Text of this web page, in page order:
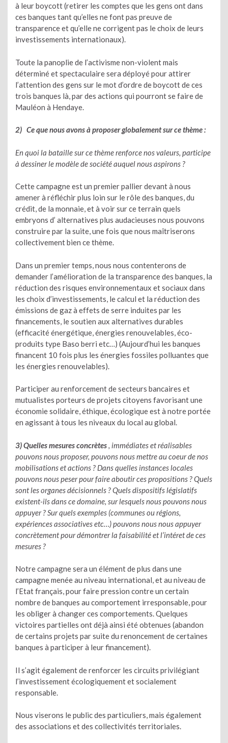
à leur boycott (retirer les comptes que les gens ont dans
ces banques tant qu’elles ne font pas preuve de
transparence et qu’elle ne corrigent pas le choix de leurs
investissements internationaux).
Toute la panoplie de l’activisme non-violent mais
déterminé et spectaculaire sera déployé pour attirer
l’attention des gens sur le mot d’ordre de boycott de ces
trois banques là, par des actions qui pourront se faire de
Mauléon à Hendaye.
2) Ce que nous avons à proposer globalement sur ce thème :
En quoi la bataille sur ce thème renforce nos valeurs, participe
à dessiner le modèle de société auquel nous aspirons ?
Cette campagne est un premier pallier devant à nous
amener à réfléchir plus loin sur le rôle des banques, du
crédit, de la monnaie, et à voir sur ce terrain quels
embryons d’ alternatives plus audacieuses nous pouvons
construire par la suite, une fois que nous maîtriserons
collectivement bien ce thème.
Dans un premier temps, nous nous contenterons de
demander l’amélioration de la transparence des banques, la
réduction des risques environnementaux et sociaux dans
les choix d’investissements, le calcul et la réduction des
émissions de gaz à effets de serre induites par les
financements, le soutien aux alternatives durables
(efficacité énergétique, énergies renouvelables, éco-
produits type Baso berri etc…) (Aujourd’hui les banques
financent 10 fois plus les énergies fossiles polluantes que
les énergies renouvelables).
Participer au renforcement de secteurs bancaires et
mutualistes porteurs de projets citoyens favorisant une
économie solidaire, éthique, écologique est à notre portée
en agissant à tous les niveaux du local au global.
3)Quelles mesures concrètes , immédiates et réalisables
pouvons nous proposer, pouvons nous mettre au coeur de nos
mobilisations et actions ? Dans quelles instances locales
pouvons nous peser pour faire aboutir ces propositions ? Quels
sont les organes décisionnels ? Quels dispositifs législatifs
existent-ils dans ce domaine, sur lesquels nous pouvons nous
appuyer ? Sur quels exemples (communes ou régions,
expériences associatives etc…) pouvons nous nous appuyer
concrètement pour démontrer la faisabilité et l’intéret de ces
mesures ?
Notre campagne sera un élément de plus dans une
campagne menée au niveau international, et au niveau de
l’Etat français, pour faire pression contre un certain
nombre de banques au comportement irresponsable, pour
les obliger à changer ces comportements. Quelques
victoires partielles ont déjà ainsi été obtenues (abandon
de certains projets par suite du renoncement de certaines
banques à participer à leur financement).
Il s’agit également de renforcer les circuits privilégiant
l’investissement écologiquement et socialement
responsable.
Nous viserons le public des particuliers, mais également
des associations et des collectivités territoriales.